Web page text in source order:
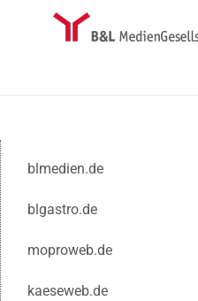
blmedien.de
blgastro.de
moproweb.de
kaeseweb.de